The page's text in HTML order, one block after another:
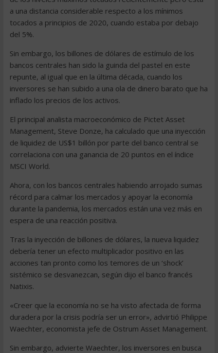
a una distancia considerable respecto a los mínimos
tocados a principios de 2020, cuando estaba por debajo
del 5%.
Sin embargo, los billones de dólares de estímulo de los
bancos centrales han sido la guinda del pastel en este
repunte, al igual que en la última década, cuando los
inversores se han subido a una ola de dinero barato que ha
inflado los precios de los activos.
El principal analista macroeconómico de Pictet Asset
Management, Steve Donze, ha calculado que una inyección
de liquidez de US$1 billón por parte del banco central se
correlaciona con una ganancia de 20 puntos en el índice
MSCI World.
Ahora, con los bancos centrales habiendo arrojado sumas
récord para calmar los mercados y apoyar la economía
durante la pandemia, los mercados están una vez más en
espera de una reacción positiva.
Tras la inyección de billones de dólares, la nueva liquidez
debería tener un efecto multiplicador positivo en las
acciones tan pronto como los temores de un ‘shock’
sistémico se desvanezcan, según dijo el banco francés
Natixis.
«Creer que la economía no se ha visto afectada de forma
duradera por la crisis podría ser un error», advirtió Philippe
Waechter, economista jefe de Ostrum Asset Management.
Sin embargo, advierte Waechter, los inversores en busca